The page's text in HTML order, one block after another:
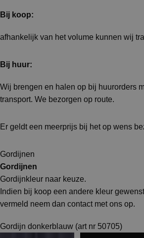
Bij koop:
afhankelijk van het volume kunnen wij
Bij huur:
Wij brengen en halen op bij huurorders
transport. We bezorgen op route.
Er geldt een meerprijs bij het op wens
Gordijnen
Gordijnen
Gordijnkleur naar keuze.
Indien bij koop een andere kleur
vermeld neem dan contact met ons op.
Gordijn donkerblauw (art nr 50705)